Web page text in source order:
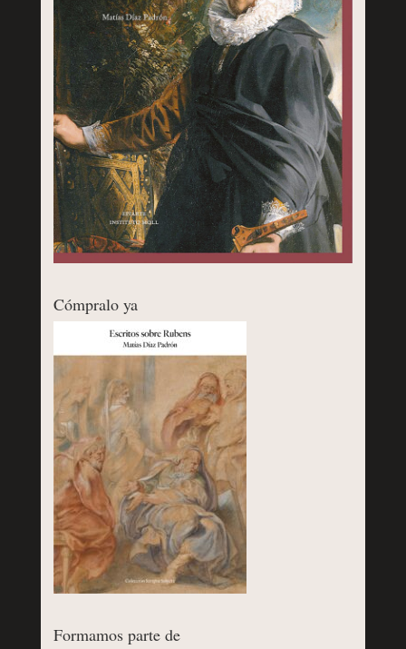
Cómpralo ya
Formamos parte de